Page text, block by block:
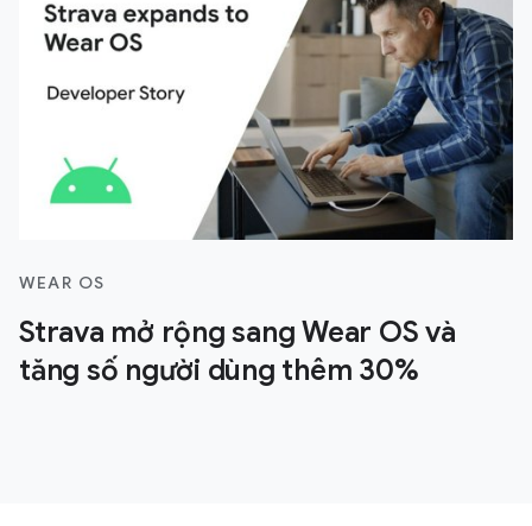
WEAR OS
Strava mở rộng sang Wear OS và
tăng số người dùng thêm 30%